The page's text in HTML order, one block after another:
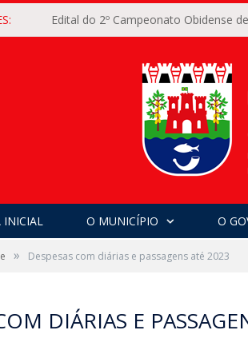
Edital do 2º Campeonato Obidense
INICIAL O MUNICÍPIO O
» Despesas com diárias e passagens até 2023
DIÁRIAS E